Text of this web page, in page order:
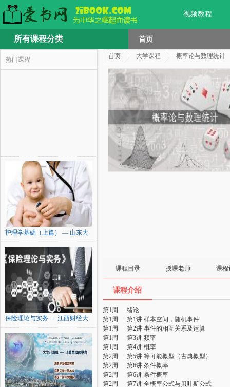
视频教程
所有课程分类 首页
热门课程
护理学基础（上篇） — 山东大
学
保险理论与实务 — 江西财经大
学
首页 大学课程 概率论与数理统计
课程目录 授课老师 课程
课程介绍
第1周
绪论
第1周
第1讲 样本空间，随机事件
第1周
第2讲 事件的相互关系及运算
第1周
第3讲 频率
第1周
第4讲 概率
第2周
第5讲 等可能概型（古典概型）
第2周
第6讲 条件概率
第2周
第6讲 条件概率
第2周
第7讲 全概率公式与贝叶斯公式